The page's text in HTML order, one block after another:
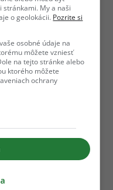
stránkami. My a naši
o geolokácii. Pozrite si
osobné údaje na
môžete vzniesť
na tejto stránke alebo
ktorého môžete
ochrany